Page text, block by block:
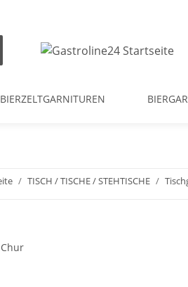
TISCH / TISCHE / STEHTISCHE